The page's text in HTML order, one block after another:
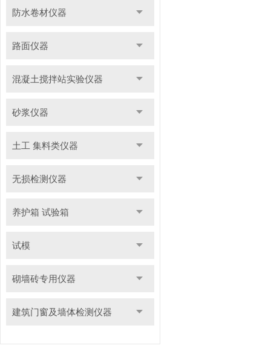
防水卷材仪器
路面仪器
混凝土搅拌站实验仪器
砂浆仪器
土工 集料类仪器
无损检测仪器
养护箱 试验箱
试模
砌墙砖专用仪器
建筑门窗及墙体检测仪器